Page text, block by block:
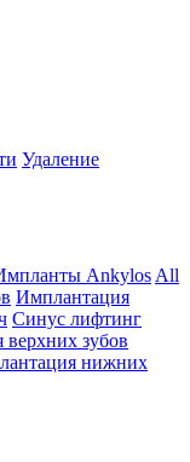
Удаление
Ankylos All
Имплантация
Синус лифтинг
зубов
нижних